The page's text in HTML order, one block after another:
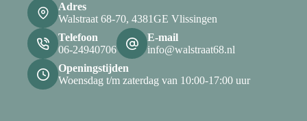
Adres
Walstraat 68-70, 4381GE Vlissingen
Telefoon
06-24940706
E-mail
info@walstraat68.nl
Openingstijden
Woensdag t/m zaterdag van 10:00-17:00 uur